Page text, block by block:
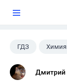
ГДЗ Химия
Суровцева Р.П.
Дмитрий